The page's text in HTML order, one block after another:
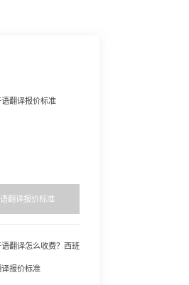
翻译报价标准
翻译怎么收费？西班
报价标准